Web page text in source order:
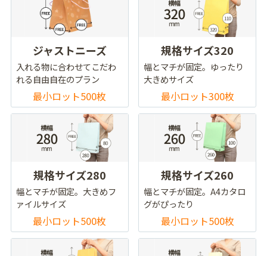
ジャストニーズ
入れる物に合わせてこだわ
れる自由自在のプラン
最小ロット500枚
規格サイズ320
幅とマチが固定。ゆったり
大きめサイズ
最小ロット300枚
規格サイズ280
幅とマチが固定。大きめフ
ァイルサイズ
最小ロット500枚
規格サイズ260
幅とマチが固定。A4カタロ
グがぴったり
最小ロット500枚